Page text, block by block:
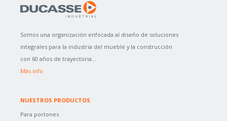
Somos una organización enfocada al diseño de soluciones
integrales para la industria del mueble y la construcción
con 60 años de trayectoria...
Más info
NUESTROS PRODUCTOS
Para portones